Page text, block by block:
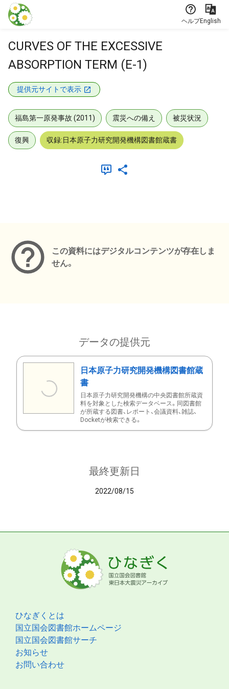
本文に飛ぶ
ヘルプEnglish
CURVES OF THE EXCESSIVE
ABSORPTION TERM (E-1)
提供元サイトで表示
福島第一原発事故 (2011) 震災への備え 被災状況
復興 収録:日本原子力研究開発機構図書館蔵書
この資料にはデジタルコンテンツが存在しま
せん。
データの提供元
日本原子力研究開発機構図書館蔵
書
日本原子力研究開発機構の中央図書館所蔵資
料を対象とした検索データベース。同図書館
が所蔵する図書、レポート、会議資料、雑誌、
Docketが検索できる。
最終更新日
2022/08/15
ひなぎくとは
国立国会図書館ホームページ
国立国会図書館サーチ
お知らせ
お問い合わせ